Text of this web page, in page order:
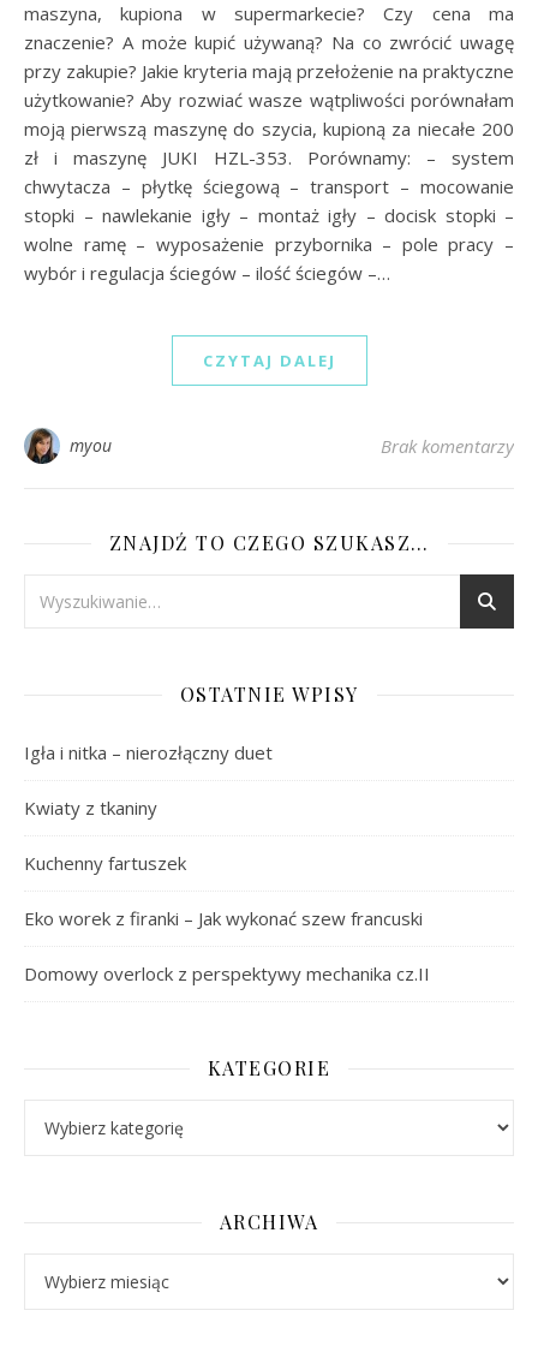
maszyna, kupiona w supermarkecie? Czy cena ma
znaczenie? A może kupić używaną? Na co zwrócić uwagę
przy zakupie? Jakie kryteria mają przełożenie na praktyczne
użytkowanie? Aby rozwiać wasze wątpliwości porównałam
moją pierwszą maszynę do szycia, kupioną za niecałe 200
zł i maszynę JUKI HZL-353. Porównamy: – system
chwytacza – płytkę ściegową – transport – mocowanie
stopki – nawlekanie igły – montaż igły – docisk stopki –
wolne ramę – wyposażenie przybornika – pole pracy –
wybór i regulacja ściegów – ilość ściegów –…
CZYTAJ DALEJ
myou Brak komentarzy
ZNAJDŹ TO CZEGO SZUKASZ…
OSTATNIE WPISY
Igła i nitka – nierozłączny duet
Kwiaty z tkaniny
Kuchenny fartuszek
Eko worek z firanki – Jak wykonać szew francuski
Domowy overlock z perspektywy mechanika cz.II
KATEGORIE
ARCHIWA